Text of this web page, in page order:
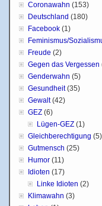
Coronawahn (153)
Deutschland (180)
Facebook (1)
Feminismus/
Freude (2)
Gegen das Vergessen
Genderwahn (5)
Gesundheit(35)
Gewalt(42)
GEZ (6)
Lügen-GEZ (1)
Gleichberechtigung (5)
Gutmensch (25)
Humor (11)
Idioten (17)
Linke Idioten (2)
Klimawahn (3)